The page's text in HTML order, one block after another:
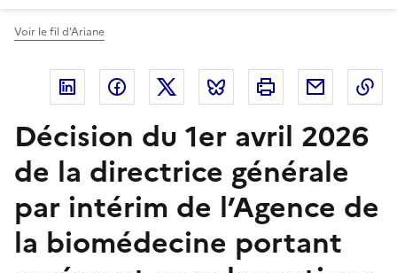
Voir le fil d'Ariane
Linkedin FacebookTwitter Bluesky Imprimer Courriel
Décision du 1er avril 2026
de la directrice générale
par intérim de l’Agence de
la biomédecine portant